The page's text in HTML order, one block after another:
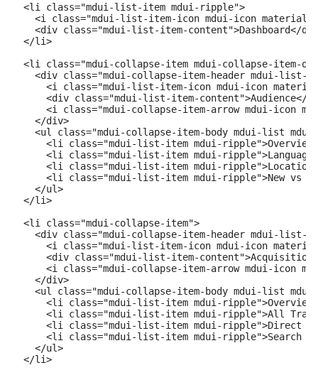
  <li class="mdui-list-item mdui-ripple">
<i class="mdui-list-item-icon mdui-icon material-
<div class="mdui-list-item-content">Dashboard</
  </li>
<li class="mdui-collapse-item mdui-collapse-item-
<div class="mdui-collapse-item-header mdui-list-
<i class="mdui-list-item-icon mdui-icon
<div class="mdui-list-item-content">Audience</
<i class="mdui-collapse-item-arrow mdui-icon
    </div>
<ul class="mdui-collapse-item-body mdui-list
<li class="mdui-list-item mdui-
<li class="mdui-list-item mdui-
<li class="mdui-list-item mdui-
<li class="mdui-list-item mdui-ripple">New vs
    </ul>
  </li>
  <li class="mdui-collapse-item">
<div class="mdui-collapse-item-header mdui-list-
<i class="mdui-list-item-icon mdui-icon
<div class="mdui-list-item-
<i class="mdui-collapse-item-arrow mdui-icon
    </div>
<ul class="mdui-collapse-item-body mdui-list
<li class="mdui-list-item mdui-
<li class="mdui-list-item mdui-ripple">All
<li class="mdui-list-item mdui-ripple">Direct
<li class="mdui-list-item mdui-ripple">Search
    </ul>
  </li>